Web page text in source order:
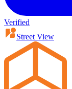
Verified
Street View